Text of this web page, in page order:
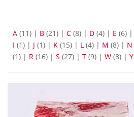
A (11) | B (21) | C (8) | D (4) | E (6) |
I (1) | J (1) | K (15) | L (4) | M (8) | N
(1) | R (16) | S (27) | T (9) | W (8) | Y